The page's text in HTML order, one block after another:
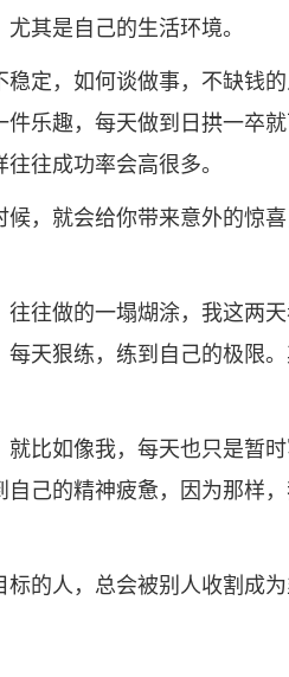
其是自己的生活环境。
定，如何谈做事，不缺钱
乐趣，每天做到日拱一卒
往成功率会高很多。
就会给你带来意外的惊喜
往做的一塌煳涂，我这两
天狠练，练到自己的极限
比如像我，每天也只是暂时
己的精神疲惫，因为那样
人，总会被别人收割成为